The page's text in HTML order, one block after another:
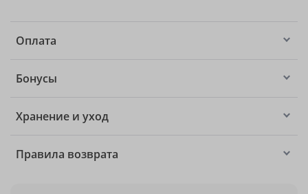
Оплата
Бонусы
Хранение и уход
Правила возврата